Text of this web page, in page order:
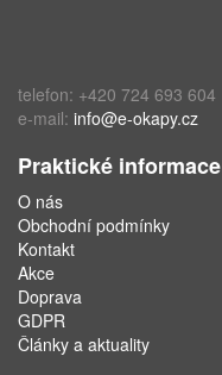
telefon: +420 724 693 604
e-mail: info@e-okapy.cz
Praktické informace
O nás
Obchodní podmínky
Kontakt
Akce
Doprava
GDPR
Články a aktuality